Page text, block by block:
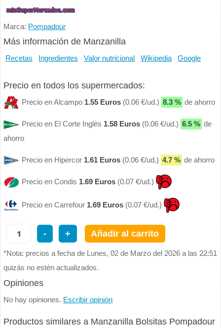
Marca: Pompadour
Más información de Manzanilla
Recetas Ingredientes Valor nutricional Wikipedia Google
Precio en todos los supermercados:
Precio en Alcampo 1.55 Euros (0.06 €/ud.) 8.3 % de ahorro
Precio en El Corte Inglés 1.58 Euros (0.06 €/ud.) 6.5 % de
ahorro
Precio en Hipercor 1.61 Euros (0.06 €/ud.) 4.7 % de ahorro
Precio en Condis 1.69 Euros (0.07 €/ud.)
Precio en Carrefour 1.69 Euros (0.07 €/ud.)
- + Añadir al carrito
*Nota: precios a fecha de Lunes, 02 de Marzo del 2026 a las 22:51
quizás no estén actualizados.
Opiniones
No hay opiniones. Escribir opinión
Productos similares a Manzanilla Bolsitas Pompadour